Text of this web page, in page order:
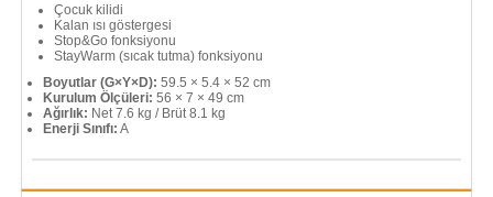
Çocuk kilidi
Kalan ısı göstergesi
Stop&Go fonksiyonu
StayWarm (sıcak tutma) fonksiyonu
Boyutlar (G×Y×D): 59.5 × 5.4 × 52 cm
Kurulum Ölçüleri: 56 × 7 × 49 cm
Ağırlık: Net 7.6 kg / Brüt 8.1 kg
Enerji Sınıfı: A